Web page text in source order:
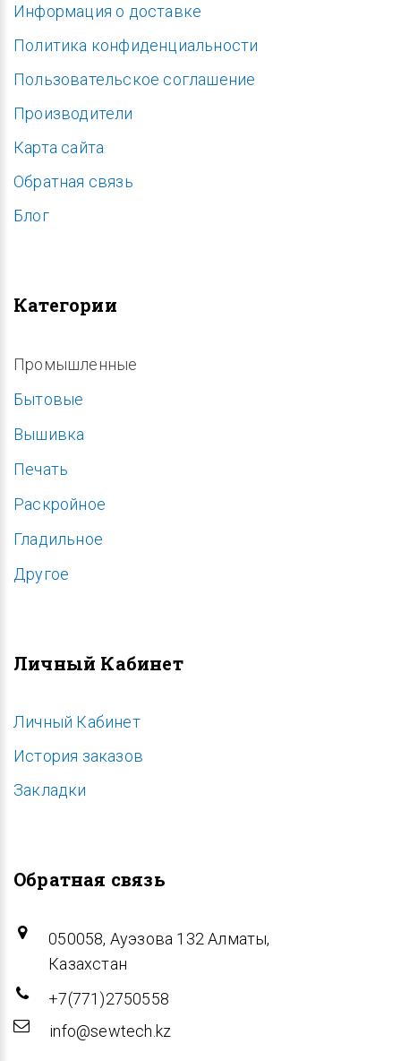
Информация о доставке
Политика конфиденциальности
Пользовательское соглашение
Производители
Карта сайта
Обратная связь
Блог
Категории
Промышленные
Бытовые
Вышивка
Печать
Раскройное
Гладильное
Другое
Личный Кабинет
Личный Кабинет
История заказов
Закладки
Обратная связь
050058, Ауэзова 132 Алматы,
Казахстан
+7(771)2750558
info@sewtech.kz